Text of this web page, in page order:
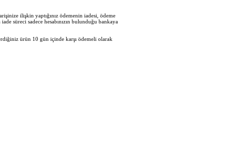
ilişkin yaptığınız ödemenin iadesi, ödeme
süreci sadece hesabınızın bulunduğu bankaya
ürün 10 gün içinde karşı ödemeli olarak